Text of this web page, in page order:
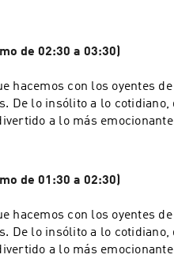
de 02:30 a 03:30)
hacemos con los oyentes
De lo insólito a lo cotidiano,
a lo más
de 01:30 a 02:30)
hacemos con los oyentes
De lo insólito a lo cotidiano,
a lo más